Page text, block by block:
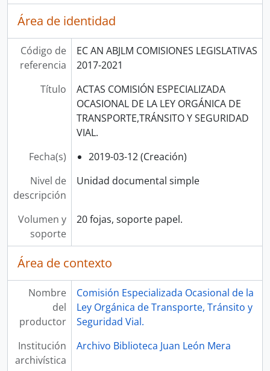
Área de identidad
Código de
referencia
EC AN ABJLM COMISIONES LEGISLATIVAS
2017-2021
Título
ACTAS COMISIÓN ESPECIALIZADA
OCASIONAL DE LA LEY ORGÁNICA DE
TRANSPORTE,TRÁNSITO Y SEGURIDAD
VIAL.
Fecha(s)
2019-03-12 (Creación)
Nivel de
descripción
Unidad documental simple
Volumen y
soporte
20 fojas, soporte papel.
Área de contexto
Nombre
del
productor
Comisión Especializada Ocasional de la
Ley Orgánica de Transporte, Tránsito y
Seguridad Vial.
Institución
archivística
Archivo Biblioteca Juan León Mera